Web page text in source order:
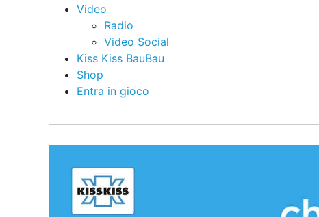
Video
Radio
Video Social
Kiss Kiss BauBau
Shop
Entra in gioco